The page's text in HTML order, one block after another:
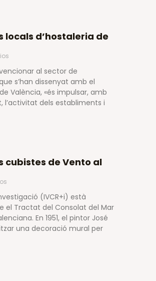
locals d’hostaleria de
al sector de
s’han dissenyat amb el
València, «és impulsar, amb
l’activitat dels establiments i
cubistes de Vento al
(IVCR+i) està
el Tractat del Consolat del Mar
En 1951, el pintor José
una decoració mural per